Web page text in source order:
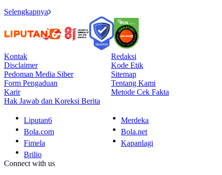
Selengkapnya
Kontak
Redaksi
Disclaimer
Kode Etik
Pedoman Media Siber
Sitemap
Form Pengaduan
Tentang Kami
Karir
Metode Cek Fakta
Hak Jawab dan Koreksi Berita
Liputan6
Merdeka
Bola.com
Bola.net
Fimela
Kapanlagi
Brilio
Connect with us